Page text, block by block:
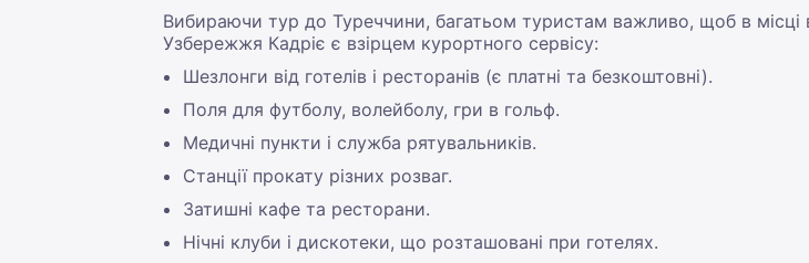
Вибираючи тур до Туреччини, багатьом туристам важливо, щоб в місці
Узбережжя Кадріє є взірцем курортного сервісу:
Шезлонги від готелів і ресторанів (є платні та безкоштовні).
Поля для футболу, волейболу, гри в гольф.
Медичні пункти і служба рятувальників.
Станції прокату різних розваг.
Затишні кафе та ресторани.
Нічні клуби і дискотеки, що розташовані при готелях.